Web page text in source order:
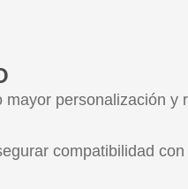
mayor personalización y
compatibilidad